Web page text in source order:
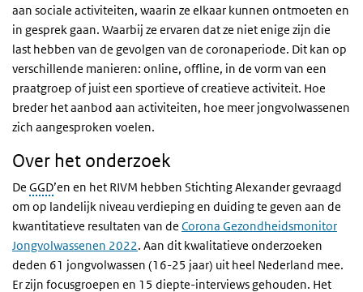
aan sociale activiteiten, waarin ze elkaar kunnen ontmoeten en
in gesprek gaan. Waarbij ze ervaren dat ze niet enige zijn die
last hebben van de gevolgen van de coronaperiode. Dit kan op
verschillende manieren: online, offline, in de vorm van een
praatgroep of juist een sportieve of creatieve activiteit. Hoe
breder het aanbod aan activiteiten, hoe meer jongvolwassenen
zich aangesproken voelen.
Over het onderzoek
De GGD’en en het RIVM hebben Stichting Alexander gevraagd
om op landelijk niveau verdieping en duiding te geven aan de
kwantitatieve resultaten van de Corona Gezondheidsmonitor
Jongvolwassenen 2022. Aan dit kwalitatieve onderzoeken
deden 61 jongvolwassen (16-25 jaar) uit heel Nederland mee.
Er zijn focusgroepen en 15 diepte-interviews gehouden. Het